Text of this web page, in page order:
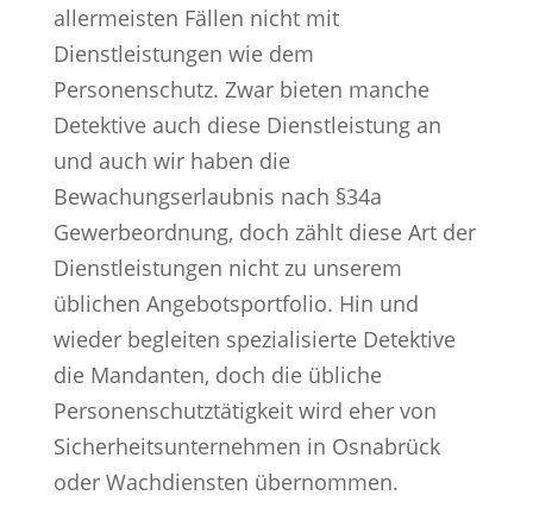
allermeisten Fällen nicht mit
Dienstleistungen wie dem
Personenschutz. Zwar bieten manche
Detektive auch diese Dienstleistung an
und auch wir haben die
Bewachungserlaubnis nach §34a
Gewerbeordnung, doch zählt diese Art der
Dienstleistungen nicht zu unserem
üblichen Angebotsportfolio. Hin und
wieder begleiten spezialisierte Detektive
die Mandanten, doch die übliche
Personenschutztätigkeit wird eher von
Sicherheitsunternehmen in Osnabrück
oder Wachdiensten übernommen.